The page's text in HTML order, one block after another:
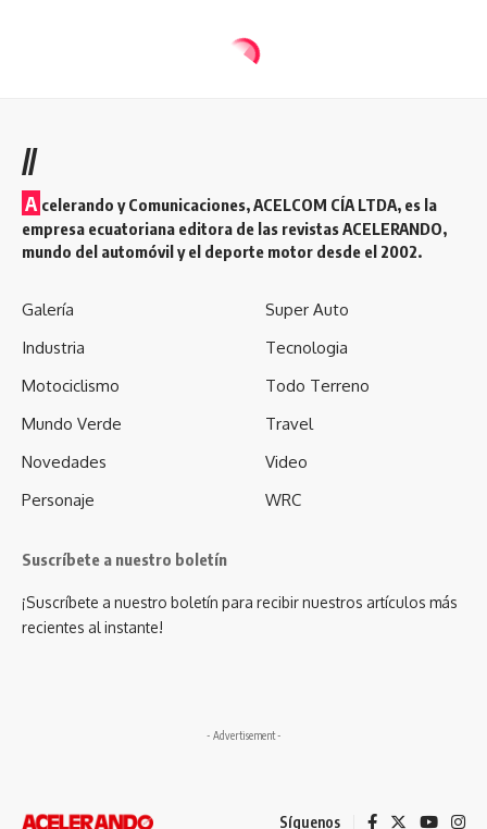
//
A celerando y Comunicaciones, ACELCOM CÍA LTDA, es la
empresa ecuatoriana editora de las revistas ACELERANDO,
mundo del automóvil y el deporte motor desde el 2002.
Galería
Industria
Motociclismo
Mundo Verde
Novedades
Personaje
Super Auto
Tecnologia
Todo Terreno
Travel
Video
WRC
Suscríbete a nuestro boletín
¡Suscríbete a nuestro boletín para recibir nuestros artículos más
recientes al instante!
- Advertisement -
Síguenos